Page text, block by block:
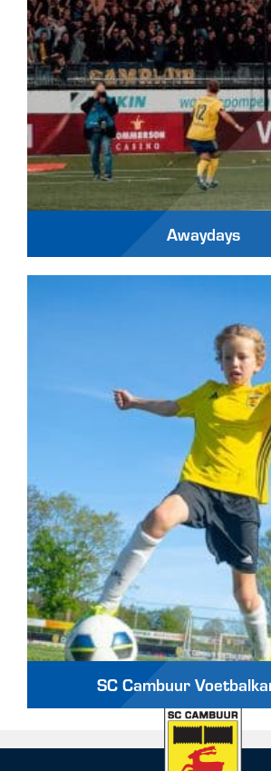
Awaydays
SC Cambuur